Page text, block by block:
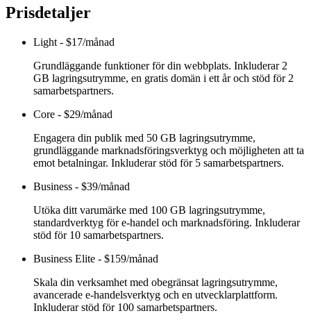
Prisdetaljer
Light - $17/månad
Grundläggande funktioner för din webbplats. Inkluderar 2
GB lagringsutrymme, en gratis domän i ett år och stöd för 2
samarbetspartners.
Core - $29/månad
Engagera din publik med 50 GB lagringsutrymme,
grundläggande marknadsföringsverktyg och möjligheten att ta
emot betalningar. Inkluderar stöd för 5 samarbetspartners.
Business - $39/månad
Utöka ditt varumärke med 100 GB lagringsutrymme,
standardverktyg för e-handel och marknadsföring. Inkluderar
stöd för 10 samarbetspartners.
Business Elite - $159/månad
Skala din verksamhet med obegränsat lagringsutrymme,
avancerade e-handelsverktyg och en utvecklarplattform.
Inkluderar stöd för 100 samarbetspartners.